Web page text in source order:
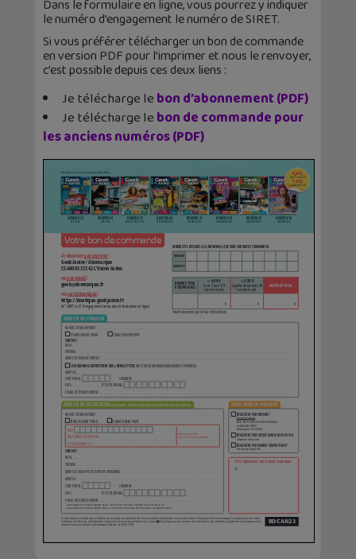
Dans le formulaire en ligne, vous pourrez y indiquer
le numéro d’engagement le numéro de SIRET.
Si vous préférer télécharger un bon de commande
en version PDF pour l’imprimer et nous le renvoyer,
c’est possible depuis ces deux liens :
Je télécharge lebon d’abonnement (PDF)
Je télécharge lebon de commande pour
les anciens numéros (PDF)